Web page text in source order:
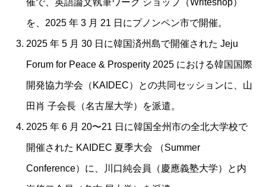
催で、英語論⽂執筆ワーク ショップ（Writeshop）
を、2025 年 3 ⽉ 21 ⽇にプノンペン市で開催。
2025 年 5 ⽉ 30 ⽇に韓国済州島で開催された Jeju
Forum for Peace & Prosperity 2025 における韓国国際
開発協⼒学会（KAIDEC）との共同セッションに、⼭
⽥肖 ⼦会⻑（名古屋⼤学）を派遣。
2025 年 6 ⽉ 20〜21 ⽇に韓国全州市の全北⼤学校で
開催された KAIDEC 夏季⼤会 （Summer
Conference）に、川⼝純会員（慶應義塾⼤学）と内